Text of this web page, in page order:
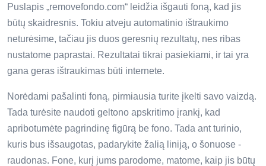
Puslapis „removefondo.com“ leidžia išgauti foną, kad jis
būtų skaidresnis. Tokiu atveju automatinio ištraukimo
neturėsime, tačiau jis duos geresnių rezultatų, nes ribas
nustatome paprastai. Rezultatai tikrai pasiekiami, ir tai yra
gana geras ištraukimas būti internete.
Norėdami pašalinti foną, pirmiausia turite įkelti savo vaizdą.
Tada turėsite naudoti geltono apskritimo įrankį, kad
apribotumėte pagrindinę figūrą be fono. Tada ant turinio,
kuris bus išsaugotas, padarykite žalią liniją, o šonuose -
raudonas. Fone, kurį jums parodome, matome, kaip jis būtų